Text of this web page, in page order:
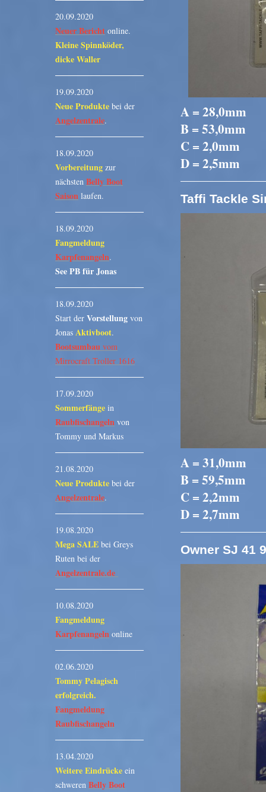
A = 28,0mm
B = 53,0mm
C = 2,0mm
D = 2,5mm
Taffi Tackle
A = 31,0mm
B = 59,5mm
C = 2,2mm
D = 2,7mm
Owner SJ 41
20.09.2020
Neuer Bericht online.
Kleine Spinnköder,
dicke Waller
19.09.2020
Neue Produkte bei der
Angelzentrale.
18.09.2020
Vorbereitung zur
nächsten Belly Boot
Saison laufen.
18.09.2020
Fangmeldung
Karpfenangeln.
See PB für Jonas
18.09.2020
Start der Vorstellung von
Jonas Aktivboot.
Bootsumbau vom
Mirrocraft Troller 1616
17.09.2020
Sommerfänge in
Raubfischangeln von
Tommy und Markus
21.08.2020
Neue Produkte bei der
Angelzentrale.
19.08.2020
Mega SALE bei Greys
Ruten bei der
Angelzentrale.de
10.08.2020
Fangmeldung
Karpfenangeln online
02.06.2020
Tommy Pelagisch
erfolgreich.
Fangmeldung
Raubfischangeln
13.04.2020
Weitere Eindrücke ein
schweren Belly Boot